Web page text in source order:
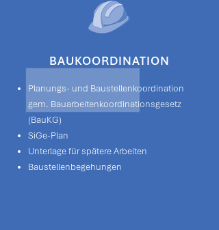
Planungs- und Baustellenkoordination
gem. Bauarbeitenkoordinationsgesetz
(BauKG)
SiGe-Plan
Unterlage für spätere Arbeiten
Baustellenbegehungen
BAUKOORDINATION